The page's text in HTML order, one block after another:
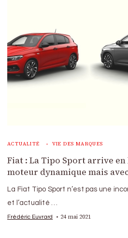
ACTUALITÉ VIE DES MARQUES
Fiat : La Tipo Sport arrive en
moteur dynamique mais
La Fiat Tipo Sport n’est pas une
et l’actualité …
Frédéric Euvrard 24 mai 2021